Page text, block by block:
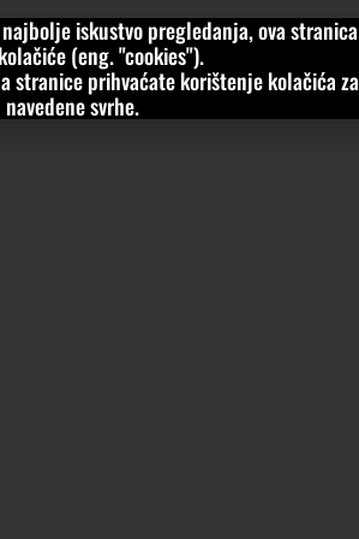
VIJESTI KOLUMNE KATEGORIJE
iskustvo pregledanja, ova stranica
(eng. "cookies").
stranice prihvaćate korištenje kolačića za
navedene svrhe.